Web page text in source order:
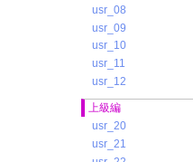
usr_08
usr_09
usr_10
usr_11
usr_12
上級編
usr_20
usr_21